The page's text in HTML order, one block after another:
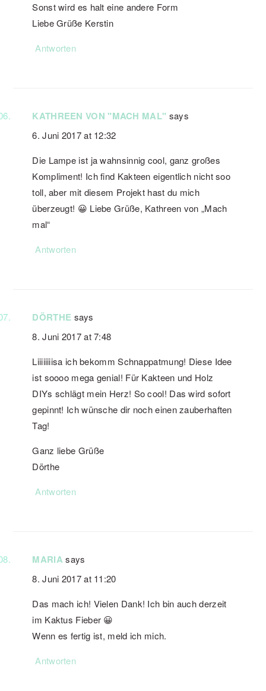
Sonst wird es halt eine andere Form
Liebe Grüße Kerstin
Antworten
KATHREEN VON "MACH MAL" says
6. Juni 2017 at 12:32
Die Lampe ist ja wahnsinnig cool, ganz großes
Kompliment! Ich find Kakteen eigentlich nicht soo
toll, aber mit diesem Projekt hast du mich
überzeugt! 😀 Liebe Grüße, Kathreen von „Mach
mal“
Antworten
DÖRTHE says
8. Juni 2017 at 7:48
Liiiiiiiisa ich bekomm Schnappatmung! Diese Idee
ist soooo mega genial! Für Kakteen und Holz
DIYs schlägt mein Herz! So cool! Das wird sofort
gepinnt! Ich wünsche dir noch einen zauberhaften
Tag!
Ganz liebe Grüße
Dörthe
Antworten
MARIA says
8. Juni 2017 at 11:20
Das mach ich! Vielen Dank! Ich bin auch derzeit
im Kaktus Fieber 😀
Wenn es fertig ist, meld ich mich.
Antworten